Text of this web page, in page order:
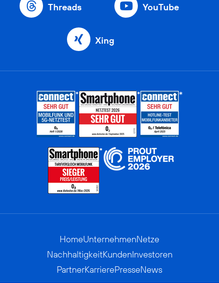
Threads YouTube
Xing
HomeUnternehmenNetze
NachhaltigkeitKundenInvestoren
PartnerKarrierePresseNews